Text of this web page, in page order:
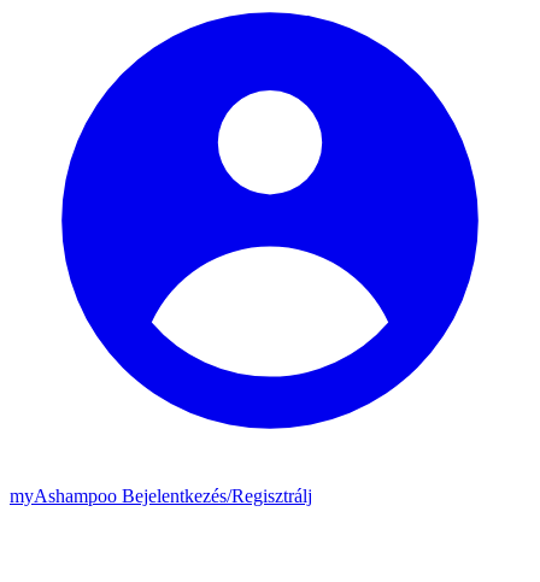
myAshampoo Bejelentkezés/Regisztrálj